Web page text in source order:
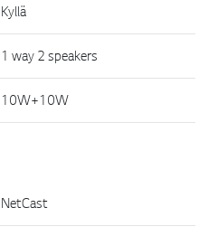
Kyllä
1 way 2 speakers
10W+10W
NetCast